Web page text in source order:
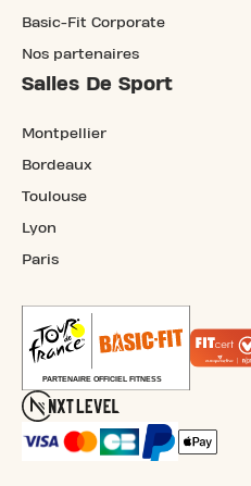
Basic-Fit Corporate
Nos partenaires
Salles De Sport
Montpellier
Bordeaux
Toulouse
Lyon
Paris